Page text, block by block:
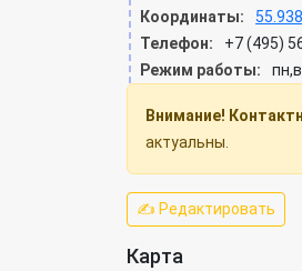
Координаты:
Телефон:
+7 (495)
Режим работы:
Внимание!
актуальны.
✍ Редактировать
Карта